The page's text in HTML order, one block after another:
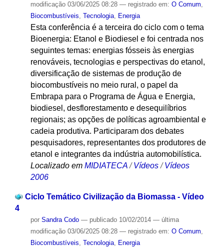
modificação03/06/2025 08:28 — registrado em: O Comum,
Biocombustíveis, Tecnologia, Energia
Esta conferência é a terceira do ciclo com o tema
Bioenergia: Etanol e Biodiesel e foi centrada nos
seguintes temas: energias fósseis às energias
renováveis, tecnologias e perspectivas do etanol,
diversificação de sistemas de produção de
biocombustíveis no meio rural, o papel da
Embrapa para o Programa de Água e Energia,
biodiesel, desflorestamento e desequilíbrios
regionais; as opções de políticas agroambiental e
cadeia produtiva. Participaram dos debates
pesquisadores, representantes dos produtores de
etanol e integrantes da indústria automobilística.
Localizado em MIDIATECA /Vídeos /Vídeos
2006
Ciclo Temático Civilização da Biomassa - Vídeo
4
por Sandra Codo — publicado10/02/2014 — última
modificação03/06/2025 08:28 — registrado em: O Comum
Biocombustíveis Tecnologia, Energia